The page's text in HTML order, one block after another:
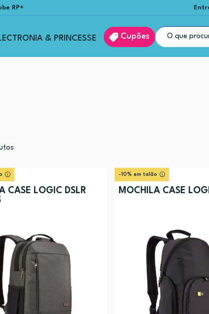
RP+
& PRINCESSE Cupões
CASE LOGIC DSLR
-10% em talão
MOCHILA CASE